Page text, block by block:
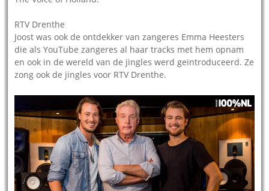
RTV Drenthe
Joost was ook de ontdekker van zangeres Emma Heesters
die als YouTube zangeres al haar tracks met hem opnam
en ook in de wereld van de jingles werd geïntroduceerd. Ze
zong ook de jingles voor RTV Drenthe.